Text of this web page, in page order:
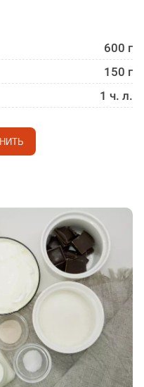
600 г
150 г
1 ч. л.